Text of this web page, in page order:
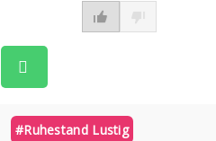
#ruhestand Lustig